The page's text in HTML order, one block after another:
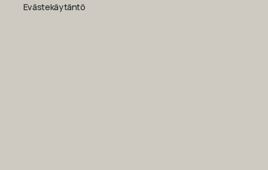
Evästekäytäntö